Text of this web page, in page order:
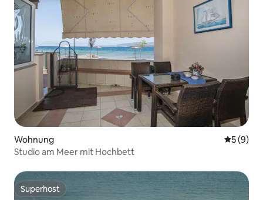
Wohnung
5 (9)
Studio am Meer mit Hochbett
Superhost
Superhost